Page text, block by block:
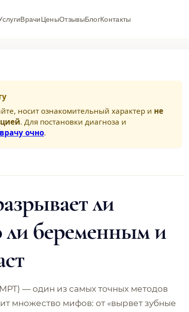
ВрачиЦеныОтзывыБлогКонтакты
носит ознакомительный характер и не
. Для постановки диагноза и
очно.
ли
беременным и
— один из самых точных методов
множество мифов: от «вырвет зубные